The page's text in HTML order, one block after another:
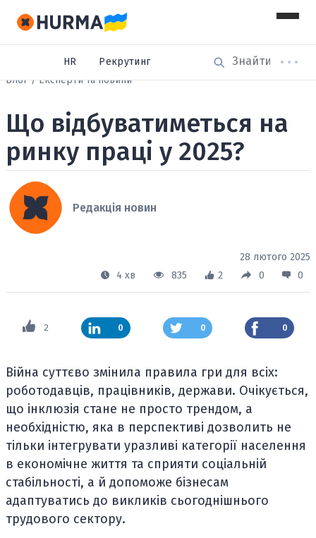
HR
Рекрутинг
Блог
Експерти та новини
Що відбуватиметься на
ринку праці у 2025?
Редакція новин
28 лютого 2025
4 хв
835 2 0 0
2 0 0 0
Війна суттєво змінила правила гри для всіх:
роботодавців, працівників, держави. Очікується,
що інклюзія стане не просто трендом, а
необхідністю, яка в перспективі дозволить не
тільки інтегрувати уразливі категорії населення
в економічне життя та сприяти соціальній
стабільності, а й допоможе бізнесам
адаптуватись до викликів сьогоднішнього
трудового сектору.